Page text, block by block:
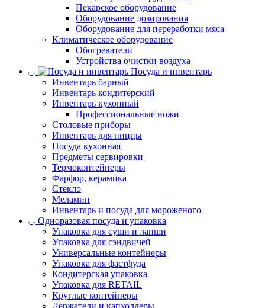
Пекарское оборудование
Оборудование дозирования
Оборудование для переработки мяса
Климатическое оборудование
Обогреватели
Устройства очистки воздуха
Посуда и инвентарь
Инвентарь барный
Инвентарь кондитерский
Инвентарь кухонный
Профессиональные ножи
Столовые приборы
Инвентарь для пиццы
Посуда кухонная
Предметы сервировки
Термоконтейнеры
Фарфор, керамика
Стекло
Меламин
Инвентарь и посуда для мороженого
Одноразовая посуда и упаковка
Упаковка для суши и лапши
Упаковка для сэндвичей
Универсальные контейнеры
Упаковка для фастфуда
Кондитерская упаковка
Упаковка для RETAIL
Круглые контейнеры
Держатели и капхолдеры